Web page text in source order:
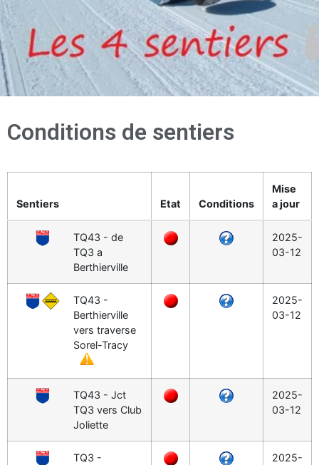
Conditions de sentiers
Sentiers Etat Conditions
Mise
a jour
TQ43 - de
TQ3 a
Berthierville
2025-
03-12
TQ43 -
Berthierville
vers traverse
Sorel-Tracy
2025-
03-12
TQ43 - Jct
TQ3 vers Club
Joliette
2025-
03-12
TQ3 -
2025-